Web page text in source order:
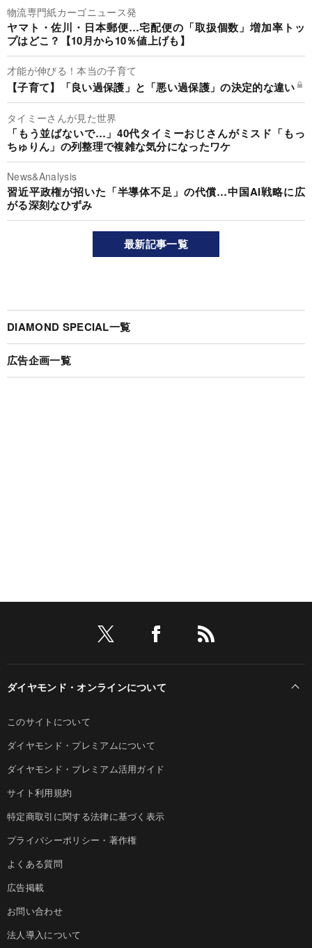
物流専門紙カーゴニュース発
ヤマト・佐川・日本郵便…宅配便の「取扱個数」増加率トッ
プはどこ？【10月から10％値上げも】
才能が伸びる！本当の子育て
【子育て】「良い過保護」と「悪い過保護」の決定的な違い
タイミーさんが見た世界
「もう並ばないで…」40代タイミーおじさんがミスド「もっ
ちゅりん」の列整理で複雑な気分になったワケ
News&Analysis
習近平政権が招いた「半導体不足」の代償…中国AI戦略に広
がる深刻なひずみ
最新記事一覧
DIAMOND SPECIAL一覧
広告企画一覧
ダイヤモンド・オンラインについて
このサイトについて
ダイヤモンド・プレミアムについて
ダイヤモンド・プレミアム活用ガイド
サイト利用規約
特定商取引に関する法律に基づく表示
プライバシーポリシー・著作権
よくある質問
広告掲載
お問い合わせ
法人導入について